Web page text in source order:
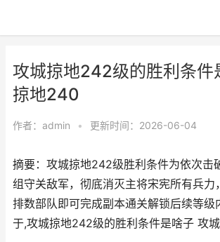
攻城掠地242级的胜利条件
掠地240
作者： admin • 更新时间：2026-06-04
摘要：攻城掠地242级胜利条件为依次击
组守关敌军，彻底消灭主将宋宪所有兵力
排数部队即可完成副本通关解锁后续等级
于,攻城掠地242级的胜利条件是啥子 攻